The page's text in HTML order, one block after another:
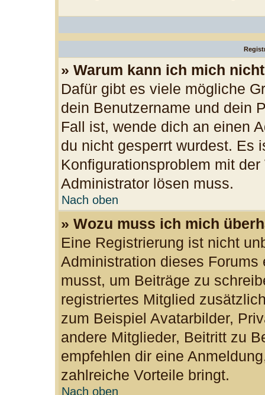
» Warum kann ich mich
Dafür gibt es viele mögliche
dein Benutzername und dein
Fall ist, wende dich an einen
du nicht gesperrt wurdest. Es
Konfigurationsproblem mit
Administrator lösen muss.
Nach oben
» Wozu muss ich mich
Eine Registrierung ist nicht
Administration dieses
musst, um Beiträge zu
registriertes Mitglied
zum Beispiel Avatarbilder,
andere Mitglieder, Beitritt zu
empfehlen dir eine
zahlreiche Vorteile bringt.
Nach oben